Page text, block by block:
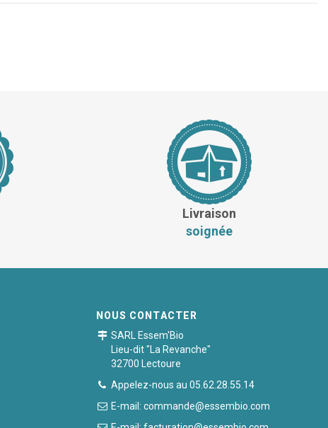
Livraison
soignée
NOUS CONTACTER
SARL Essem'Bio
Lieu-dit "La Revanche"
32700 Lectoure
Appelez-nous au 05.62.28.55.14
E-mail: commande@essembio.com